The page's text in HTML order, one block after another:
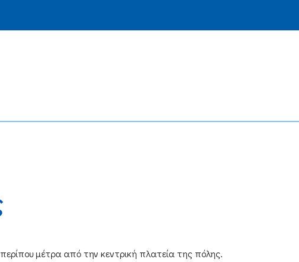
μέτρα από την κεντρική πλατεία της πόλης.